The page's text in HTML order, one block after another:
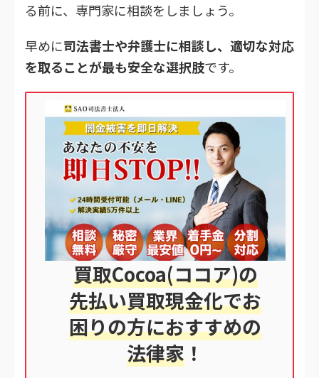
る前に、専門家に相談をしましょう。
早めに司法書士や弁護士に相談し、適切な対応
を取ることが最も安全な選択肢です。
買取Cocoa(ココア)の
先払い買取現金化でお
困りの方におすすめの
法律家 ！